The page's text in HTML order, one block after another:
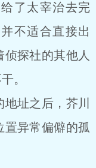
了太宰治去完
不适合直接出
探社的其他人
。
址之后，芥川
置异常偏僻的孤